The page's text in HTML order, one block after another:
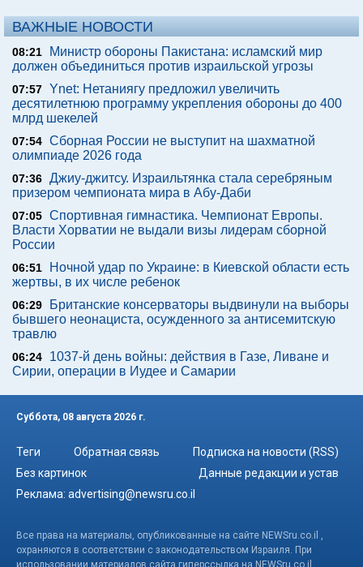
ВАЖНЫЕ НОВОСТИ
08:21
Министр обороны Пакистана: исламский мир
должен объединиться против израильской угрозы
07:57 Ynet: Нетаниягу предложил увеличить
десятилетнюю программу укрепления обороны до 400
млрд шекелей
07:54 Сборная России не выступит на шахматной
олимпиаде 2026 года
07:36 Джиу-джитсу. Израильтянка стала серебряным
призером чемпионата мира в Абу-Даби
07:05 Спортивная гимнастика. Чемпионат Европы.
Власти Хорватии не выдали визы лидерам сборной
России
06:51
Ночной удар по Украине: в Киевской области есть
жертвы, в их числе ребенок
06:29
Британские консерваторы выдвинули на выборы
бывшего неонациста, осужденного за антисемитскую
травлю
06:24
1037-й день войны: действия в Газе, Ливане и
Сирии, операции в Иудее и Самарии
Суббота, 08 августа 2026 г.
Теги Обратная связь
Подписка на новости (RSS)
Без картинок
Данные редакции и устав
Реклама: advertising@newsru.co.il
Все права на материалы, опубликованные на сайте NEWSru.co.il ,
охраняются в соответствии с законодательством Израиля. При
использовании материалов сайта гиперссылка на NEWSru.co.il